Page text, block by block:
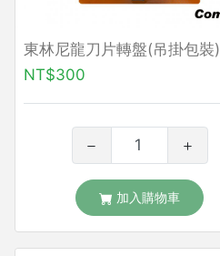
東林尼龍刀片轉盤(吊掛包裝)
NT$300
加入購物車